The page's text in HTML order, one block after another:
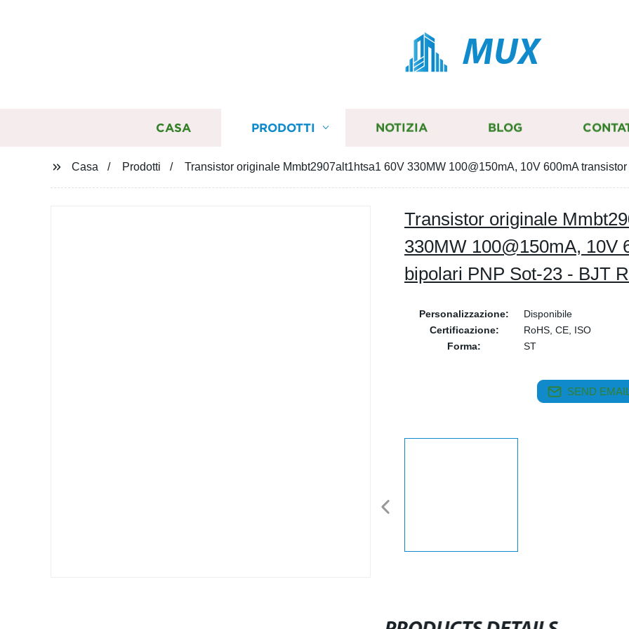
MUX
CASA PRODOTTI NOTIZIA BLOG
Casa Prodotti Transistor originale Mmbt2907alt1htsa1 60V 330MW 100@150mA, 10V 600mA
Transistor originale
330MW 100@150mA, 10V
bipolari PNP Sot-23 - BJT
Personalizzazione:
Disponibile
Certificazione:
RoHS, CE, ISO
Forma:
ST
SEND